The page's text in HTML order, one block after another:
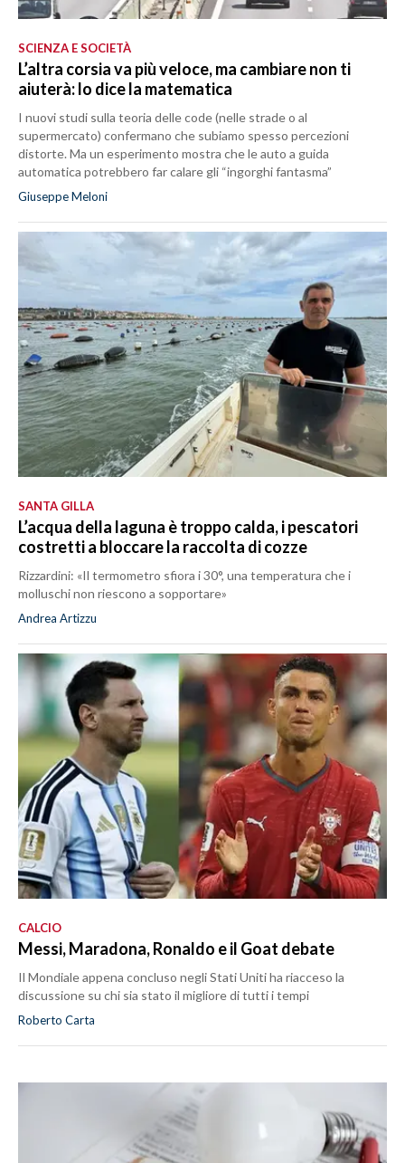
SCIENZA E SOCIETÀ
L’altra corsia va più veloce, ma cambiare non ti
aiuterà: lo dice la matematica
I nuovi studi sulla teoria delle code (nelle strade o al
supermercato) confermano che subiamo spesso percezioni
distorte. Ma un esperimento mostra che le auto a guida
automatica potrebbero far calare gli “ingorghi fantasma”
Giuseppe Meloni
SANTA GILLA
L’acqua della laguna è troppo calda, i pescatori
costretti a bloccare la raccolta di cozze
Rizzardini: «Il termometro sfiora i 30°, una temperatura che i
molluschi non riescono a sopportare»
Andrea Artizzu
CALCIO
Messi, Maradona, Ronaldo e il Goat debate
Il Mondiale appena concluso negli Stati Uniti ha riacceso la
discussione su chi sia stato il migliore di tutti i tempi
Roberto Carta